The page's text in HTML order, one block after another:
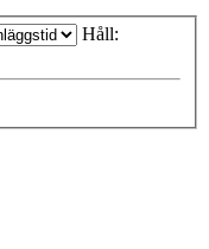
Håll: